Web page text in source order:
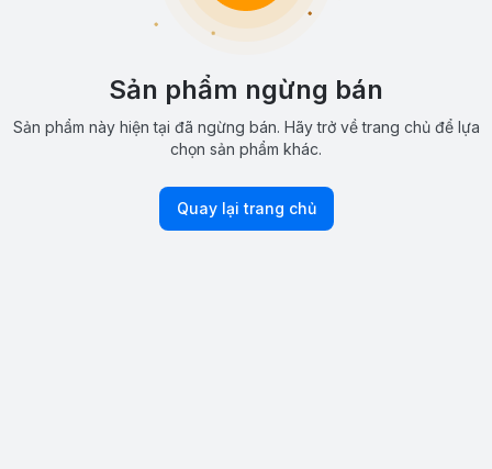
Sản phẩm ngừng bán
Sản phẩm này hiện tại đã ngừng bán. Hãy trở về trang chủ để lựa
chọn sản phẩm khác.
Quay lại trang chủ